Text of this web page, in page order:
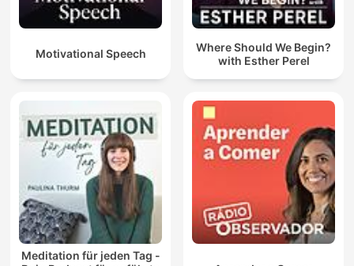
Motivational Speech
Where Should We Begin?
with Esther Perel
Meditation für jeden Tag -